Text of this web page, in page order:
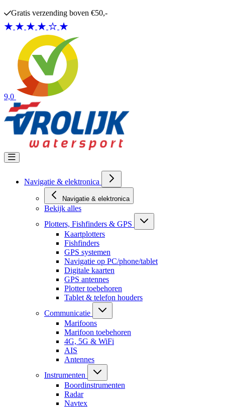
Gratis verzending boven €50,-
9,0
Navigatie & elektronica
Navigatie & elektronica
Bekijk alles
Plotters, Fishfinders & GPS
Kaartplotters
Fishfinders
GPS systemen
Navigatie op PC/phone/tablet
Digitale kaarten
GPS antennes
Plotter toebehoren
Tablet & telefon houders
Communicatie
Marifoons
Marifoon toebehoren
4G, 5G & WiFi
AIS
Antennes
Instrumenten
Boordinstrumenten
Radar
Navtex